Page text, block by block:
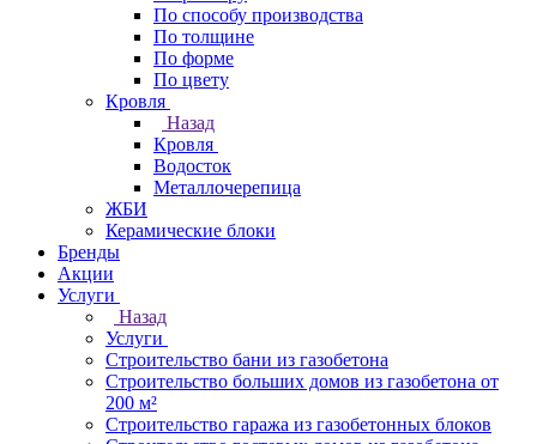
По способу производства
По толщине
По форме
По цвету
Кровля
Назад
Кровля
Водосток
Металлочерепица
ЖБИ
Керамические блоки
Бренды
Акции
Услуги
Назад
Услуги
Строительство бани из газобетона
Строительство больших домов из газобетона от
200 м²
Строительство гаража из газобетонных блоков